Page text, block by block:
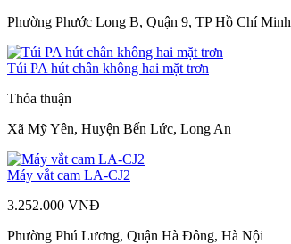
Phường Phước Long B, Quận 9, TP Hồ Chí Minh
Túi PA hút chân không hai mặt trơn
Thỏa thuận
Xã Mỹ Yên, Huyện Bến Lức, Long An
Máy vắt cam LA-CJ2
3.252.000 VNĐ
Phường Phú Lương, Quận Hà Đông, Hà Nội